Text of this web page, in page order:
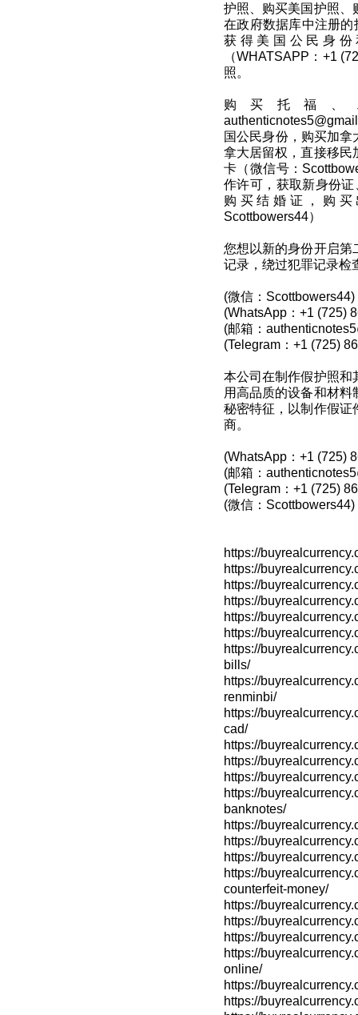
护照、购买美国护照、
在政府数据库中注册
获得美国公民身
（WHATSAPP：+1
照。
购买托福、
国公民身份，购买加
拿大居留权，直接移民
卡（微信号：
作许可，获取新身份
购买结婚证，购
Scottbowers44）
您想以新的身份开启第
记录，绕过犯罪记录检
(微信：Scottbowers44)
(WhatsApp：+1 (725)
(邮箱：
(Telegram：+1 (725)
本公司在制作假护照和
用高品质的设备和材
秘密特征，以制作假证
商。
(WhatsApp：+1 (725)
(邮箱：
(Telegram：+1 (725)
(微信：Scottbowers44)
https://
https://
https://
https://
https://
https://
https://
bills/
https://
renminbi/
https://
cad/
https://
https://
https://
https://
banknotes/
https://
https://
https://
https://
counterfeit-money/
https://
https://
https://
https://
online/
https://
https://